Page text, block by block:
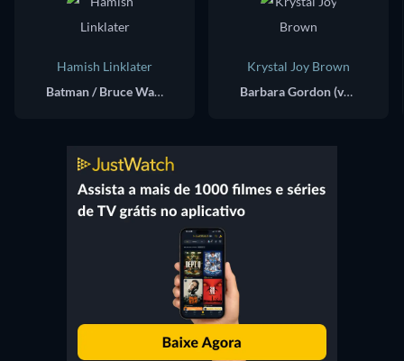
Hamish Linklater
Batman / Bruce Wayne (voice)
Krystal Joy Brown
Barbara Gordon (voice)